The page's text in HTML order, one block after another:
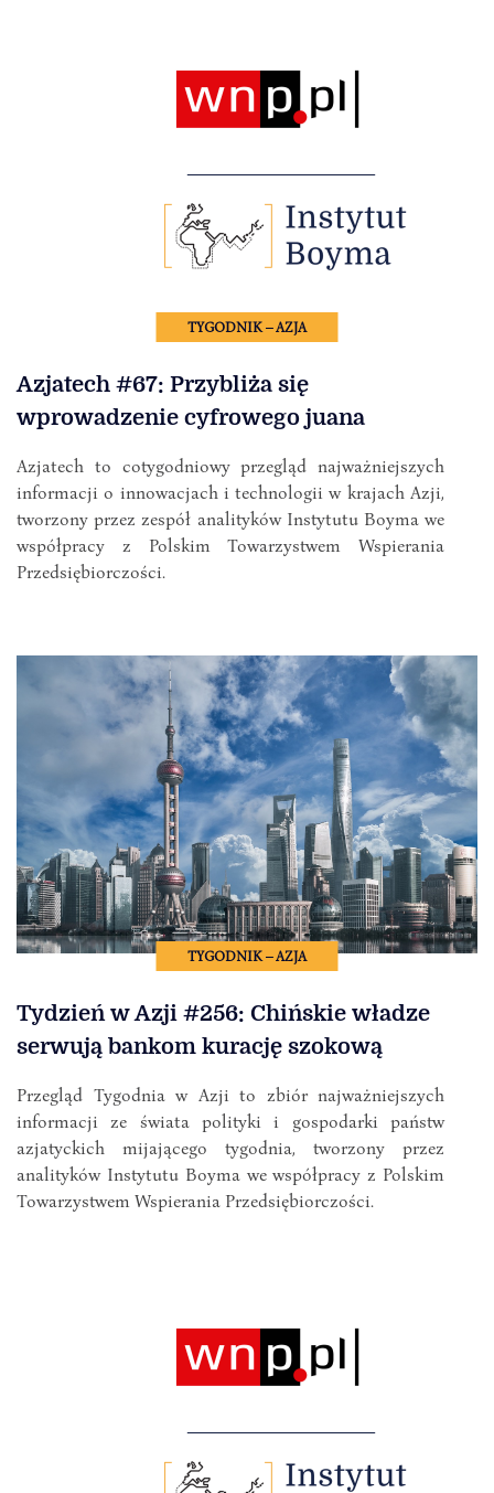
TYGODNIK – AZJA
Azjatech #67: Przybliża się
wprowadzenie cyfrowego juana
Azjatech to cotygodniowy przegląd najważniejszych
informacji o innowacjach i technologii w krajach Azji,
tworzony przez zespół analityków Instytutu Boyma we
współpracy z Polskim Towarzystwem Wspierania
Przedsiębiorczości.
TYGODNIK – AZJA
Tydzień w Azji #256: Chińskie władze
serwują bankom kurację szokową
Przegląd Tygodnia w Azji to zbiór najważniejszych
informacji ze świata polityki i gospodarki państw
azjatyckich mijającego tygodnia, tworzony przez
analityków Instytutu Boyma we współpracy z Polskim
Towarzystwem Wspierania Przedsiębiorczości.